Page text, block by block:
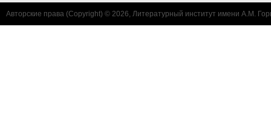
Авторские права (Copyright) © 2026, Литературный институт имени А.М.